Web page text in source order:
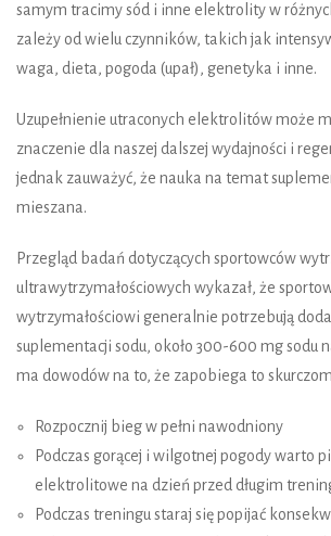
samym tracimy sód i inne elektrolity w
zależy od wielu czynników, takich jak
waga, dieta, pogoda (upał), genetyka i inne.
Uzupełnienie utraconych elektrolitów może
znaczenie dla naszej dalszej wydajności i
jednak zauważyć, że nauka na temat
mieszana.
Przegląd badań dotyczących sportowców
ultrawytrzymałościowych wykazał, że
wytrzymałościowi generalnie potrzebują
suplementacji sodu, około 300-600 mg sodu
ma dowodów na to, że zapobiega to
Rozpocznij bieg w pełni nawodniony
Podczas gorącej i wilgotnej pogody warto
elektrolitowe na dzień przed długim
Podczas treningu staraj się popijać